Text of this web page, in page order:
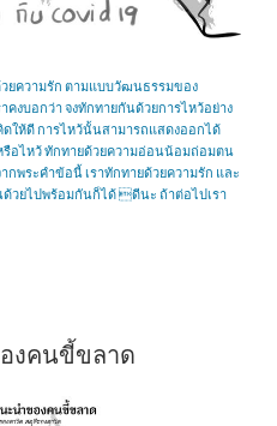
ยความรัก ตามแบบวัฒนธรรมของ
งบอกว่า จงทักทายกันด้วยการไหว้อย่าง
ให้ดี การไหว้นั้นสามารถแสดงออกได้
รือไหว้ ทักทายด้วยความอ่อนน้อมถ่อมตน
พระคำข้อนี้ เราทักทายด้วยความรัก และ
วยไปพร้อมกันก็ได้ ดีนะ ถ้าต่อไปเรา
งคนขี้ขลาด